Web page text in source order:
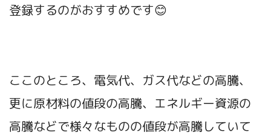
登録するのがおすすめです😊
ここのところ、電気代、ガス代などの高騰、
更に原材料の値段の高騰、エネルギー資源の
高騰などで様々なものの値段が高騰していて